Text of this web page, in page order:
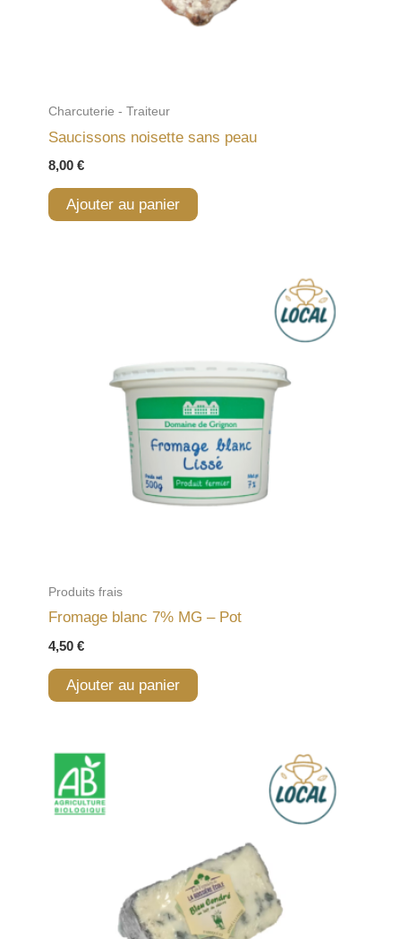
Charcuterie - Traiteur
Saucissons noisette sans peau
8,00 €
Ajouter au panier
Produits frais
Fromage blanc 7% MG – Pot
4,50 €
Ajouter au panier